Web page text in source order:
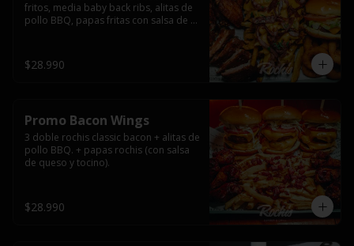
fritos, media baby back ribs, alitas de
pollo BBQ, papas fritas con salsa de
$28.990
Promo Bacon Wings
3 doble rochis classic bacon + alitas de
pollo BBQ. + papas rochis (con salsa
de queso y tocino).
$28.990